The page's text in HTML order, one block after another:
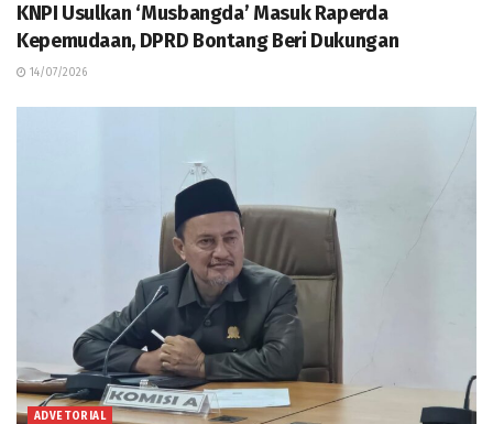
KNPI Usulkan ‘Musbangda’ Masuk Raperda
Kepemudaan, DPRD Bontang Beri Dukungan
14/07/2026
ADVETORIAL